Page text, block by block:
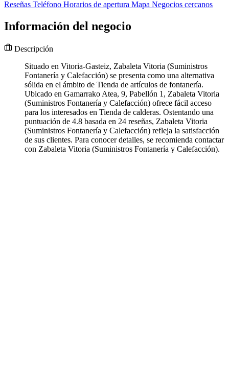
Reseñas Teléfono Horarios de apertura Mapa Negocios cercanos
Información del negocio
Descripción
Situado en Vitoria-Gasteiz, Zabaleta Vitoria (Suministros
Fontanería y Calefacción) se presenta como una alternativa
sólida en el ámbito de Tienda de artículos de fontanería.
Ubicado en Gamarrako Atea, 9, Pabellón 1, Zabaleta Vitoria
(Suministros Fontanería y Calefacción) ofrece fácil acceso
para los interesados en Tienda de calderas. Ostentando una
puntuación de 4.8 basada en 24 reseñas, Zabaleta Vitoria
(Suministros Fontanería y Calefacción) refleja la satisfacción
de sus clientes. Para conocer detalles, se recomienda contactar
con Zabaleta Vitoria (Suministros Fontanería y Calefacción).